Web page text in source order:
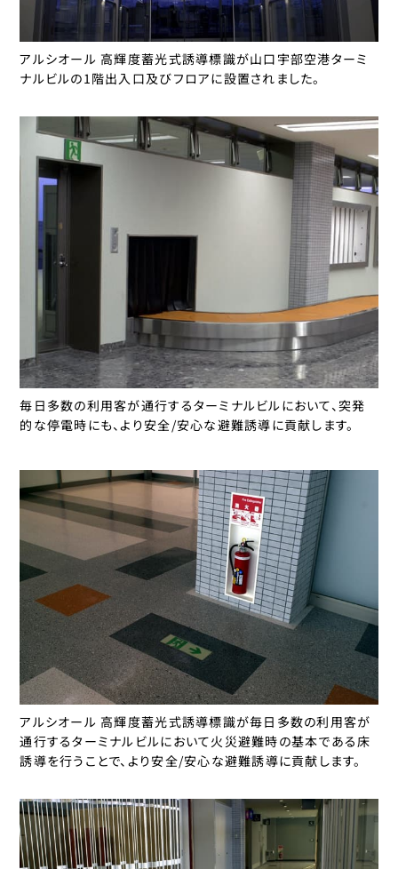
アルシオール 高輝度蓄光式誘導標識が山口宇部空港ターミ
ナルビルの1階出入口及びフロアに設置されました。
毎日多数の利用客が通行するターミナルビルにおいて、突発
的な停電時にも、より安全/安心な避難誘導に貢献します。
アルシオール 高輝度蓄光式誘導標識が毎日多数の利用客が
通行するターミナルビルにおいて火災避難時の基本である床
誘導を行うことで、より安全/安心な避難誘導に貢献します。